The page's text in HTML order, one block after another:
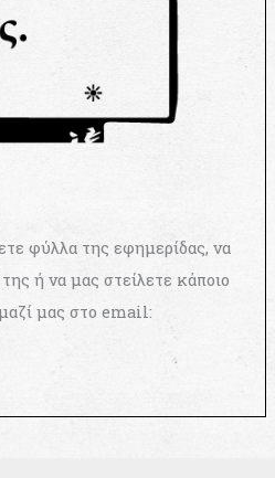
φύλλα της εφημερίδας, να
ή να μας στείλετε κάποιο
μας στο email: